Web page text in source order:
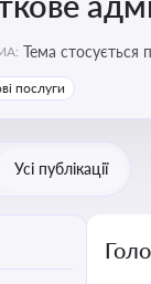
Тема стосується
платників податків
послуги
Усі публікації